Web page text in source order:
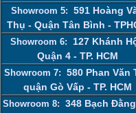
Showroom 5: 591 Hoàng
Thụ - Quận Tân Bình -
Showroom 6: 127 Khánh
Quận 4 - TP. HCM
Showroom 7: 580 Phan Văn
quận Gò Vấp - TP. HCM
Showroom 8: 348 Bạch